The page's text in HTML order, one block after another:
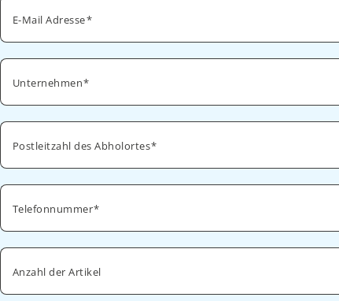
E-Mail Adresse
Unternehmen
Postleitzahl des Abholortes
Telefonnummer
Anzahl der Artikel